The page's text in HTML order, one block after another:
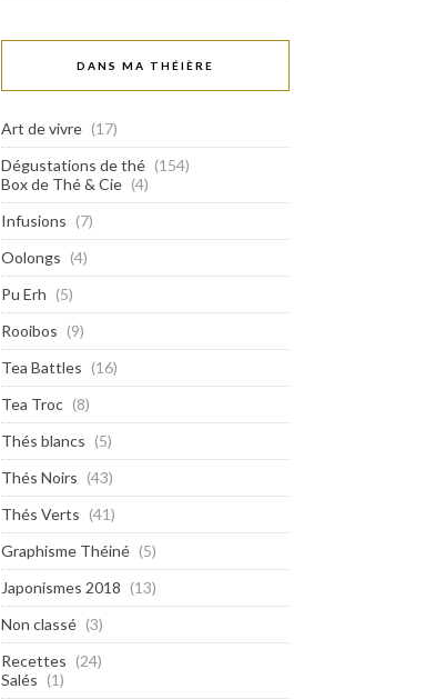
DANS MA THÉIÈRE
Art de vivre (17)
Dégustations de thé (154)
Box de Thé & Cie (4)
Infusions (7)
Oolongs (4)
Pu Erh (5)
Rooibos (9)
Tea Battles (16)
Tea Troc (8)
Thés blancs (5)
Thés Noirs (43)
Thés Verts (41)
Graphisme Théiné (5)
Japonismes 2018 (13)
Non classé (3)
Recettes (24)
Salés (1)